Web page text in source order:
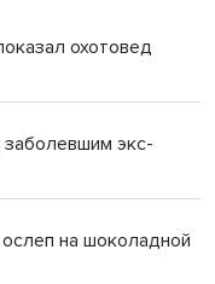
охотовед
экс-
на шоколадной